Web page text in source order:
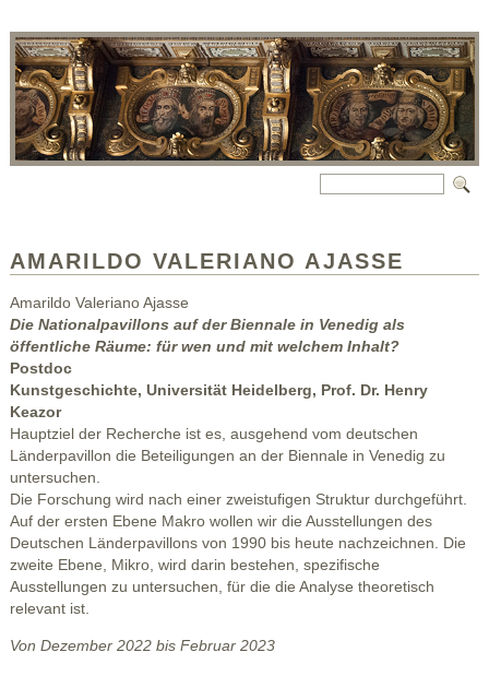
AMARILDO VALERIANO AJASSE
Amarildo Valeriano Ajasse
Die Nationalpavillons auf der Biennale in Venedig als
öffentliche Räume: für wen und mit welchem Inhalt?
Postdoc
Kunstgeschichte, Universität Heidelberg, Prof. Dr. Henry
Keazor
Hauptziel der Recherche ist es, ausgehend vom deutschen
Länderpavillon die Beteiligungen an der Biennale in Venedig zu
untersuchen.
Die Forschung wird nach einer zweistufigen Struktur durchgeführt.
Auf der ersten Ebene Makro wollen wir die Ausstellungen des
Deutschen Länderpavillons von 1990 bis heute nachzeichnen. Die
zweite Ebene, Mikro, wird darin bestehen, spezifische
Ausstellungen zu untersuchen, für die die Analyse theoretisch
relevant ist.
Von Dezember 2022 bis Februar 2023